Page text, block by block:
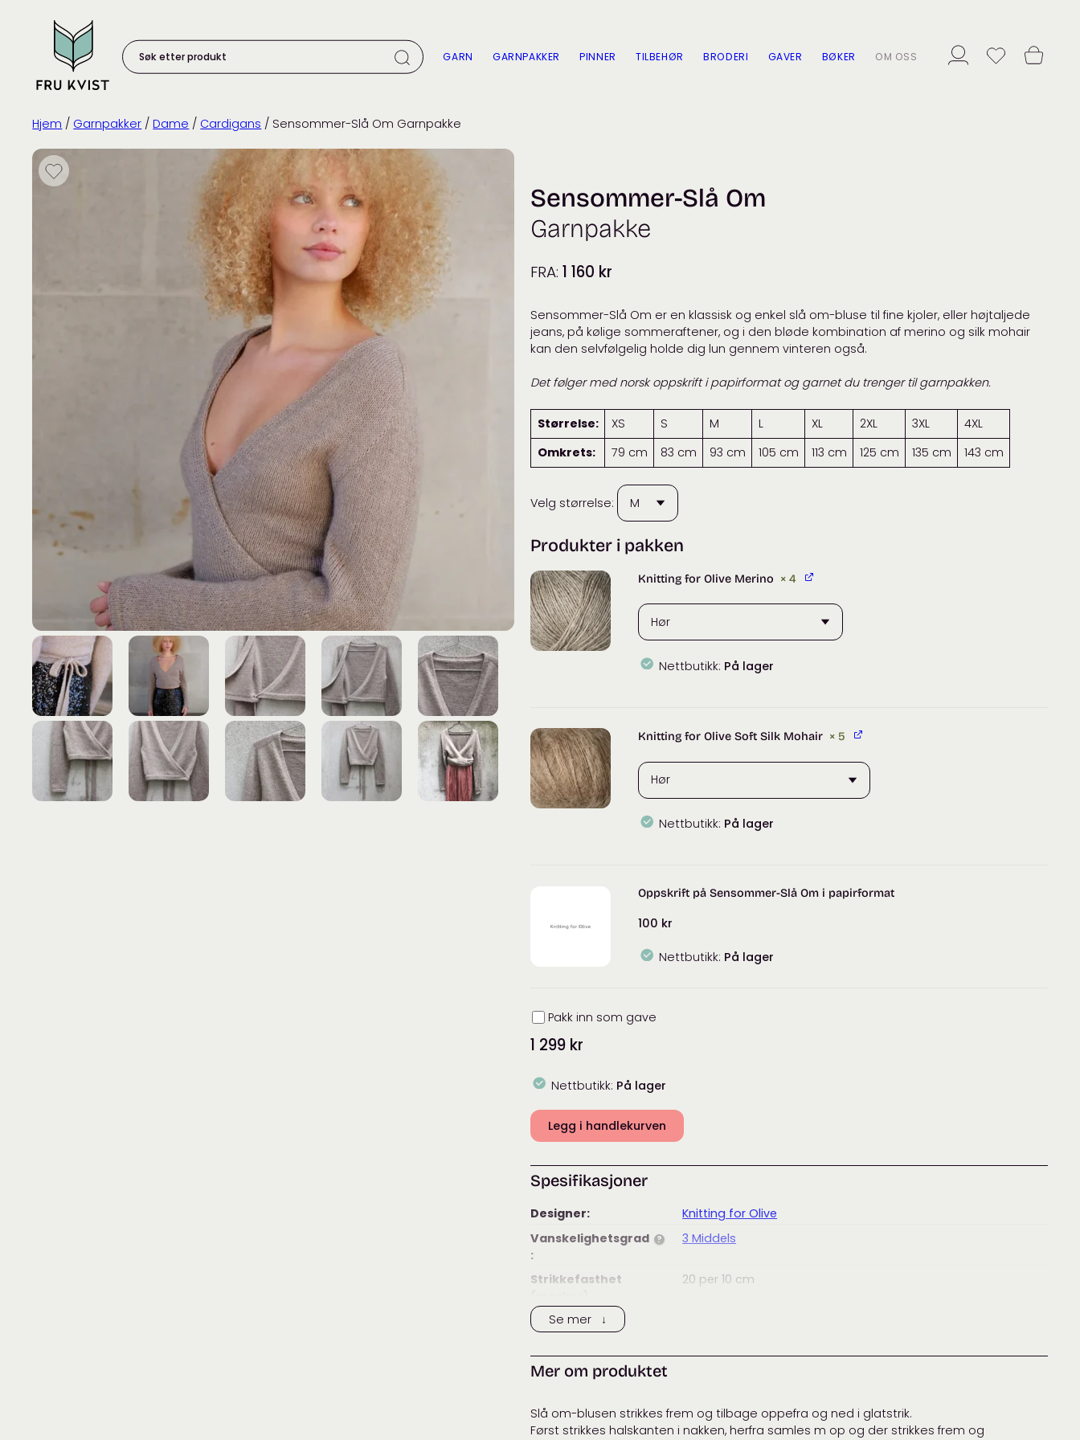
content
etter
produkt:
GARN GARNPAKKER PINNER TILBEHØR BRODERI GAVER BØKER OM OSS
Hjem / Garnpakker / Dame / Cardigans / Sensommer-Slå Om Garnpakke
Sensommer-Slå Om
Garnpakke
FRA:1 160 kr
Sensommer-Slå Om er en klassisk og enkel slå om-bluse til fine kjoler, eller højtaljede
jeans, på kølige sommeraftener, og i den bløde kombination af merino og silk mohair
kan den selvfølgelig holde dig lun gennem vinteren også.
Det følger med norsk oppskrift i papirformat og garnet du trenger til garnpakken.
Størrelse: XS S M L XL 2XL 3XL
4XL
Omkrets:
79 cm 83 cm 93 cm 105 cm 113 cm 125 cm 135 cm 143 cm
Velg størrelse:
Produkter i pakken
Knitting for Olive Merino × 4
Nettbutikk: På lager
Merino
antall
Knitting for Olive Soft Silk Mohair × 5
Nettbutikk: På lager
Soft
Silk
antall
Oppskrift på Sensommer-Slå Om i papirformat
100 kr
Nettbutikk: På lager
Innpakning
Pakk inn som gave
1 299 kr
Nettbutikk: På lager
Legg i handlekurven
Spesifikasjoner
Designer:
Knitting for Olive
Vanskelighetsgrad ?
:
3 Middels
Strikkefasthet
20 per 10 cm
Strikkefasthet
(pinner)
:
Anbefalt
pinnestørrelse:
Vaskeanvisning:
Merke:
Knitting for Olive
Se mer ↓
Mer om produktet
Slå om-blusen strikkes frem og tilbage oppefra og ned i glatstrik.
Først strikkes halskanten i nakken, herfra samles m op og der strikkes frem og